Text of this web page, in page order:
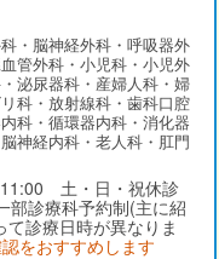
・脳神経外科・呼吸器外
管外科・小児科・小児外
泌尿器科・産婦人科・婦
科・放射線科・歯科口腔
科・循環器内科・消化器
神経内科・老人科・肛門
土・日・祝休診
診療科予約制(主に紹
診療日時が異なりま
をおすすめします